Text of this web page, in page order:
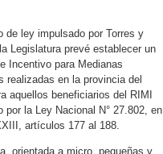
de ley impulsado por Torres y
Legislatura prevé establecer un
Incentivo para Medianas
realizadas en la provincia del
aquellos beneficiarios del RIMI
por la Ley Nacional N° 27.802, en
artículos 177 al 188.
orientada a micro, pequeñas y